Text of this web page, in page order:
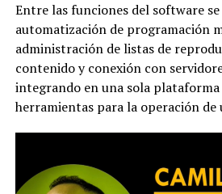
Entre las funciones del software
automatización de programación
administración de listas de
contenido y conexión con
integrando en una sola
herramientas para la operación de